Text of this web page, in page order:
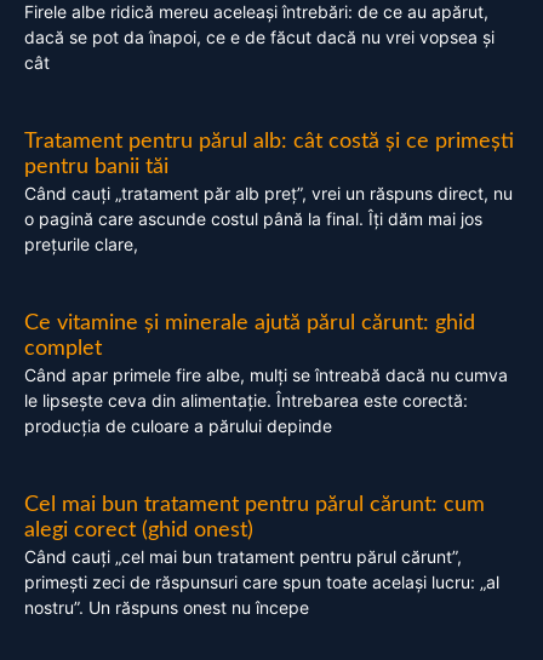
Firele albe ridică mereu aceleași întrebări: de ce au apărut,
dacă se pot da înapoi, ce e de făcut dacă nu vrei vopsea și
cât
Tratament pentru părul alb: cât costă și ce primești
pentru banii tăi
Când cauți „tratament păr alb preț”, vrei un răspuns direct, nu
o pagină care ascunde costul până la final. Îți dăm mai jos
prețurile clare,
Ce vitamine și minerale ajută părul cărunt: ghid
complet
Când apar primele fire albe, mulți se întreabă dacă nu cumva
le lipsește ceva din alimentație. Întrebarea este corectă:
producția de culoare a părului depinde
Cel mai bun tratament pentru părul cărunt: cum
alegi corect (ghid onest)
Când cauți „cel mai bun tratament pentru părul cărunt”,
primești zeci de răspunsuri care spun toate același lucru: „al
nostru”. Un răspuns onest nu începe